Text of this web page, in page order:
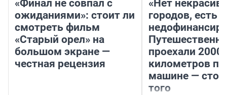
«Финал не совпал с
ожиданиями»: стоит ли
смотреть фильм
«Старый орел» на
большом экране —
честная рецензия
«Нет
городов, есть
проехали 2000
километров по
машине —
того